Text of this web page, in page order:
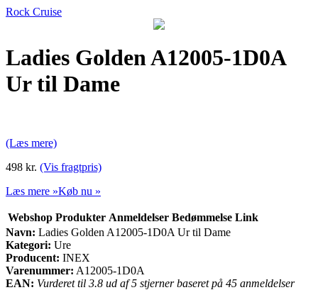
Rock Cruise
Ladies Golden A12005-1D0A
Ur til Dame
(Læs mere)
498 kr. (Vis fragtpris)
Læs mere »Køb nu »
Webshop Produkter Anmeldelser Bedømmelse Link
Navn: Ladies Golden A12005-1D0A Ur til Dame
Kategori: Ure
Producent: INEX
Varenummer: A12005-1D0A
EAN: Vurderet til 3.8 ud af 5 stjerner baseret på 45 anmeldelser